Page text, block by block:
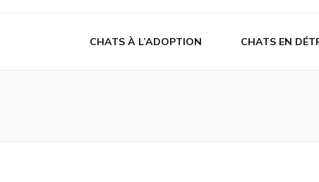
CHATS À L’ADOPTION CHATS EN